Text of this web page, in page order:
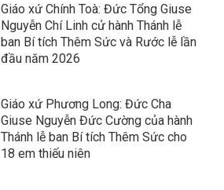
Giáo xứ Chính Toà: Đức Tổng Giuse
Nguyễn Chí Linh cử hành Thánh lễ
ban Bí tích Thêm Sức và Rước lễ lần
đầu năm 2026
Giáo xứ Phương Long: Đức Cha
Giuse Nguyễn Đức Cường của hành
Thánh lễ ban Bí tích Thêm Sức cho
18 em thiếu niên